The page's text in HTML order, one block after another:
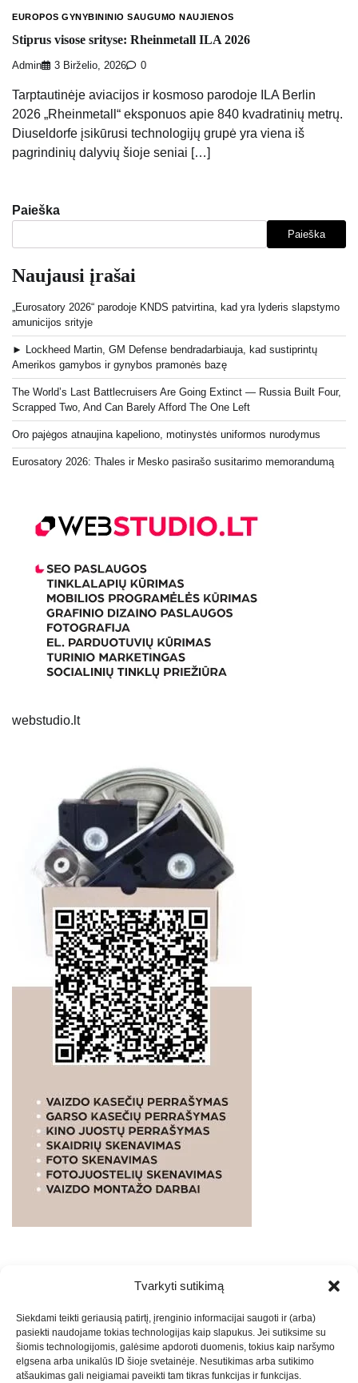
Tvarkyti sutikimą
Siekdami teikti geriausią patirtį, įrenginio informacijai saugoti ir (arba)
pasiekti naudojame tokias technologijas kaip slapukus. Jei sutiksime su
šiomis technologijomis, galėsime apdoroti duomenis, tokius kaip naršymo
elgsena arba unikalūs ID šioje svetainėje. Nesutikimas arba sutikimo
atšaukimas gali neigiamai paveikti tam tikras funkcijas ir funkcijas.
EUROPOS GYNYBININIO SAUGUMO NAUJIENOS
Stiprus visose srityse: Rheinmetall ILA 2026
Admin 3 Birželio, 2026 0
Tarptautinėje aviacijos ir kosmoso parodoje ILA Berlin
2026 „Rheinmetall“ eksponuos apie 840 kvadratinių metrų.
Diuseldorfe įsikūrusi technologijų grupė yra viena iš
pagrindinių dalyvių šioje seniai […]
Paieška
Paieška
Naujausi įrašai
„Eurosatory 2026“ parodoje KNDS patvirtina, kad yra lyderis slapstymo
amunicijos srityje
► Lockheed Martin, GM Defense bendradarbiauja, kad sustiprintų
Amerikos gamybos ir gynybos pramonės bazę
The World’s Last Battlecruisers Are Going Extinct — Russia Built Four,
Scrapped Two, And Can Barely Afford The One Left
Oro pajėgos atnaujina kapeliono, motinystės uniformos nurodymus
Eurosatory 2026: Thales ir Mesko pasirašo susitarimo memorandumą
webstudio.lt
PASLAUGOS. SEO tekstų rašymas, turinio kūrimas,
straipsnių rašymas ir talpinimas į mūsų valdomas
svetaines.2026Armijai.LTTheme: Express News ByAdore